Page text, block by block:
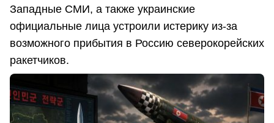
Западные СМИ, а также украинские
официальные лица устроили истерику из-за
возможного прибытия в Россию северокорейских
ракетчиков.